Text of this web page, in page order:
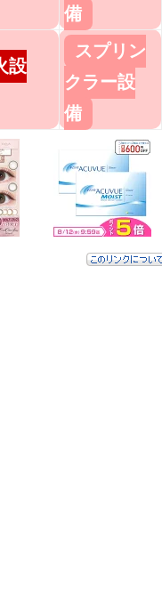
備
設
スプリン
クラー設
備